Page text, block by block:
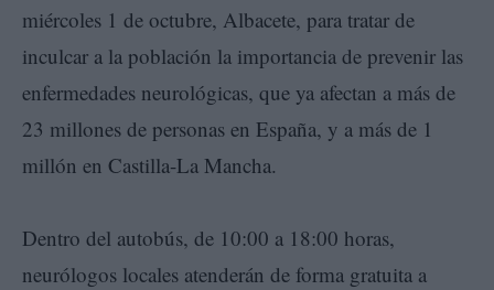
miércoles 1 de octubre, Albacete, para tratar de
inculcar a la población la importancia de prevenir las
enfermedades neurológicas, que ya afectan a más de
23 millones de personas en España, y a más de 1
millón en Castilla-La Mancha.
Dentro del autobús, de 10:00 a 18:00 horas,
neurólogos locales atenderán de forma gratuita a